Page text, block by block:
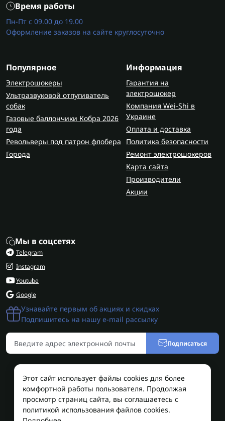
Время работы
Пн-Пт с 09.00 до 19.00
Оформление заказов на сайте круглосуточно
Популярное
Электрошокеры
Ультразвуковой отпугиватель
собак
Газовые баллончики Кобра 2026
года
Револьверы под патрон флобера
Города
Информация
Гарантия на
электрошокер
Компания Wei-Shi в
Украине
Оплата и доставка
Политика безопасности
Ремонт электрошокеров
Карта сайта
Производители
Акции
Мы в соцсетях
Telegram
Instagram
Youtube
Google
Узнавайте первым об акциях и скидках
Подпишитесь на нашу e-mail рассылку
Подписаться
Электрошокер купить в Украине | Магазин
электрошокеров и Средств Самообороны |
SHOKERU © 2026
Этот сайт использует файлы cookies для более
комфортной работы пользователя. Продолжая
просмотр страниц сайта, вы соглашаетесь с
политикой использования файлов cookies.